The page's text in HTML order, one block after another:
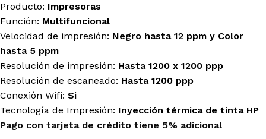
Producto: Impresoras
Función: Multifuncional
Velocidad de impresión: Negro hasta 12 ppm y Color
hasta 5 ppm
Resolución de impresión: Hasta 1200 x 1200 ppp
Resolución de escaneado: Hasta 1200 ppp
Conexión Wifi: Si
Tecnología de Impresión: Inyección térmica de tinta HP
Pago con tarjeta de crédito tiene 5% adicional